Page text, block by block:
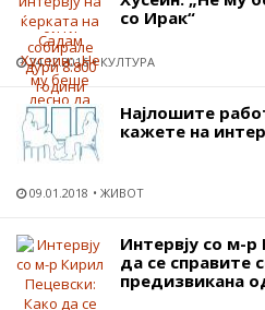
со Ирак“
24.12.2016 КУЛТУРА
Најлошите
кажете на
09.01.2018 ЖИВОТ
Интервју со м-
да се справите
предизвикана